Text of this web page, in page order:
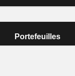
Portefeuilles